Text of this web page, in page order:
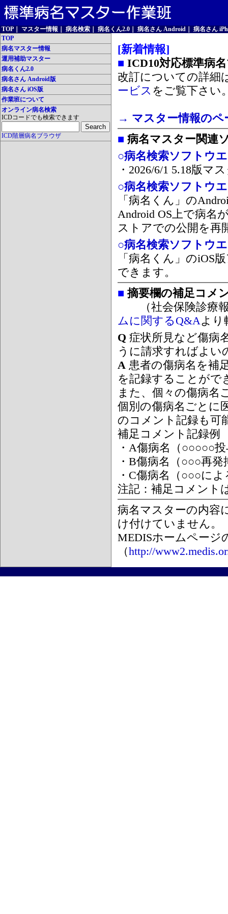
TOP マスター情報 病名検索 病名くん2.0 病名さん Android
病名さん
TOP
病名マスター情報
運用補助マスター
病名くん2.0
病名さん Android版
病名さん iOS版
作業班について
オンライン病名検索
ICDコードでも検索できます
ICD階層病名ブラウザ
[新着情報]
■ ICD10対応標準病
改訂についての詳細
ービス をご覧下さい
→ マスター情報のペ
■ 病名マスター関連
○病名検索ソフトウ
・2026/6/1 5.18版マ
○病名検索ソフトウ
「病名くん」の
Android OS上で病名
ストアでの公開を再
○病名検索ソフトウ
「病名くん」のiOS
できます。
■ 摘要欄の補足コメ
（社会保険診療報
ムに関するQ&Aより
Q 症状所見など傷病
うに請求すればよい
A 患者の傷病名を補
を記録することがで
また、個々の傷病名
個別の傷病名ごとに
のコメント記録も可
補足コメント記録例
・A傷病名（○○○○○
・B傷病名（○○○再
・C傷病名（○○○に
注記：補足コメント
病名マスターの内容
け付けていません。
MEDISホームページ
（http://